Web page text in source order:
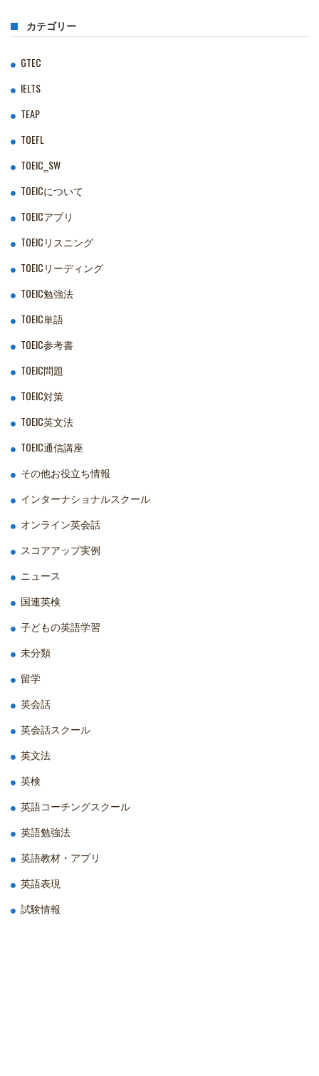
カテゴリー
GTEC
IELTS
TEAP
TOEFL
TOEIC‗SW
TOEICについて
TOEICアプリ
TOEICリスニング
TOEICリーディング
TOEIC勉強法
TOEIC単語
TOEIC参考書
TOEIC問題
TOEIC対策
TOEIC英文法
TOEIC通信講座
その他お役立ち情報
インターナショナルスクール
オンライン英会話
スコアアップ実例
ニュース
国連英検
子どもの英語学習
未分類
留学
英会話
英会話スクール
英文法
英検
英語コーチングスクール
英語勉強法
英語教材・アプリ
英語表現
試験情報